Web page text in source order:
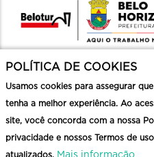
POLÍTICA DE COOKIES
Usamos cookies para assegurar
tenha a melhor experiência. Ao
site, você concorda com a nossa
privacidade e nossos Termos de uso
atualizados. Mais informação